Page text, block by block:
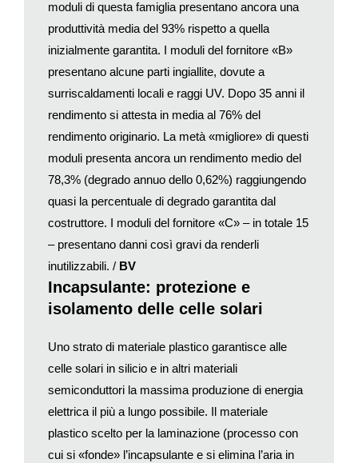
oltre la metà dei moduli soddisfano le garanzie rilasciate oggi
dai costruttori nonostante la loro età avanzata.
Questa scoperta vale anche per i moduli prodotti al giorno
d’oggi? Mauro Caccivio, responsabile del progetto di ricerca,
riflette sulla domanda, quindi scuote la testa e risponde: «Non
moduli nonché i concetti per la scatola di giunzione, detta
anchejunction box, incluso il tipo di diodo, sono cambiati
radicalmente nel corso dei decenni, anche per ridurre i costi di
produzione», così Mauro Caccivio, che dirige il team Supsi per
la qualità dei sistemi fotovoltaici. «Tuttavia, i materiali sono
decisivi per la durata dei moduli. Proprio questo è un risultato
centrale del nostro studio».
Per conferire una lunga durata alle celle solari si applica un film
protettivo in plastica trasparente (incapsulante). Generalmente,
i costruttori dei moduli fotovoltaici tradizionali in silicio utilizzano
delle celle. Questo materiale, anallergico e atossico, utilizzato
anche come materia prima per i sandali colorati, ha una buona
lavorabilità e il processo termico sottovuoto, chiamato
laminazione, ha un costo contenuto. Ma l’EVA non è senza
Come, ad esempio, nella costruzione di moduli fotovoltaici
moduli di questa famiglia presentano ancora una
produttività media del 93% rispetto a quella
inizialmente garantita. I moduli del fornitore «B»
presentano alcune parti ingiallite, dovute a
surriscaldamenti locali e raggi UV. Dopo 35 anni il
rendimento si attesta in media al 76% del
rendimento originario. La metà «migliore» di questi
moduli presenta ancora un rendimento medio del
78,3% (degrado annuo dello 0,62%) raggiungendo
quasi la percentuale di degrado garantita dal
costruttore. I moduli del fornitore «C» – in totale 15
– presentano danni così gravi da renderli
inutilizzabili. / BV
Incapsulante: protezione e
isolamento delle celle solari
Uno strato di materiale plastico garantisce alle
celle solari in silicio e in altri materiali
semiconduttori la massima produzione di energia
elettrica il più a lungo possibile. Il materiale
plastico scelto per la laminazione (processo con
cui si «fonde» l’incapsulante e si elimina l’aria in